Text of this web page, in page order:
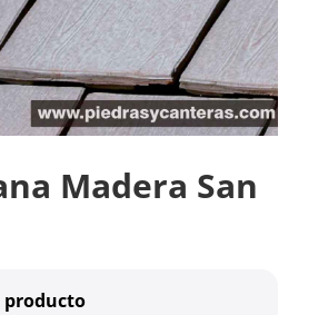
Madera San
producto